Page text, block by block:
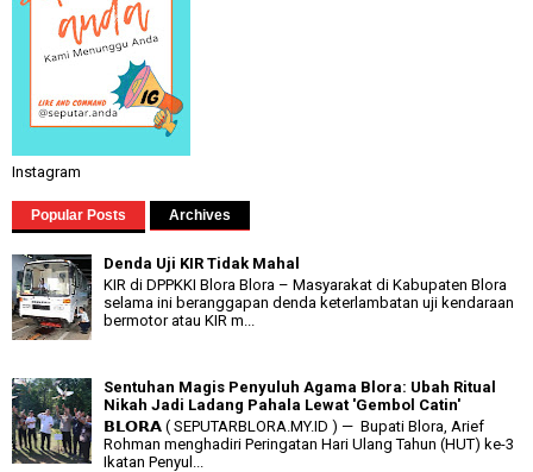
Instagram
Popular Posts Archives
Denda Uji KIR Tidak Mahal
KIR di DPPKKI Blora Blora – Masyarakat di Kabupaten Blora
selama ini beranggapan denda keterlambatan uji kendaraan
bermotor atau KIR m...
Sentuhan Magis Penyuluh Agama Blora: Ubah Ritual
Nikah Jadi Ladang Pahala Lewat 'Gembol Catin'
𝗕𝗟𝗢𝗥𝗔 ( SEPUTARBLORA.MY.ID ) — Bupati Blora, Arief
Rohman menghadiri Peringatan Hari Ulang Tahun (HUT) ke-3
Ikatan Penyul...